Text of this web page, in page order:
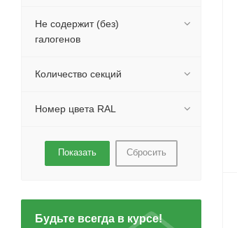
Не содержит (без)
галогенов
Количество секций
Номер цвета RAL
Сбросить
Будьте всегда в курсе!